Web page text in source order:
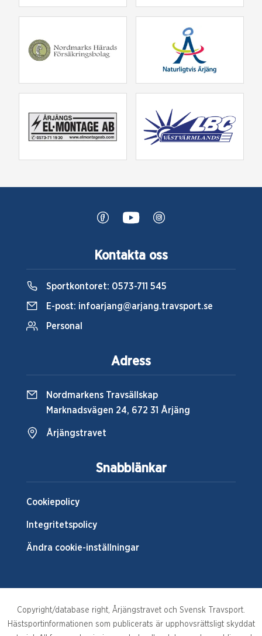
Snabblänkar
Cookiepolicy
Integritetspolicy
Ändra cookie-inställningar
Kontakta oss
Sportkontoret: 0573-711 545
E-post: infoarjang@arjang.travsport.se
Personal
Adress
Nordmarkens Travsällskap
Marknadsvägen 24, 672 31 Årjäng
Årjängstravet
Copyright/database right, Årjängstravet och Svensk Travsport.
Hästsportinformationen som publicerats är upphovsrättsligt skyddat